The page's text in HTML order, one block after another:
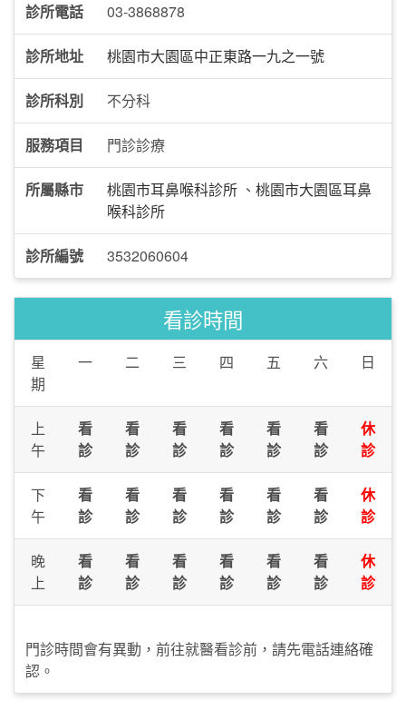
診所電話 03-3868878
診所地址 桃園市大園區中正東路一九之一號
診所科別 不分科
服務項目 門診診療
所屬縣市 桃園市耳鼻喉科診所 、 桃園市大園區耳鼻
喉科診所
診所編號 3532060604
看診時間
星
期
一 二 三 四 五 六 日
上
午
看
診
看
診
看
診
看
診
看
診
看
診
休
診
下
午
看
診
看
診
看
診
看
診
看
診
看
診
休
診
晚
上
看
診
看
診
看
診
看
診
看
診
看
診
休
診
門診時間會有異動，前往就醫看診前，請先電話連絡確
認。